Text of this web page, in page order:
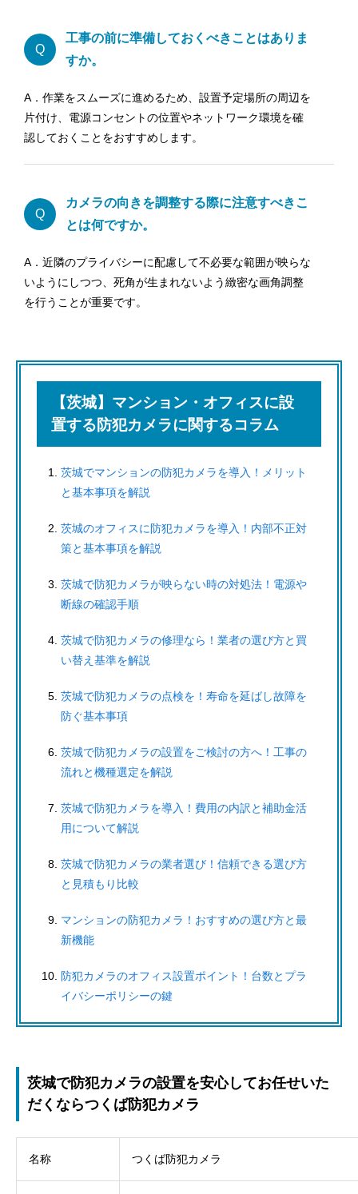
Q
工事の前に準備しておくべきことはありま
すか。
A．作業をスムーズに進めるため、設置予定場所の周辺を
片付け、電源コンセントの位置やネットワーク環境を確
認しておくことをおすすめします。
Q
カメラの向きを調整する際に注意すべきこ
とは何ですか。
A．近隣のプライバシーに配慮して不必要な範囲が映らな
いようにしつつ、死角が生まれないよう緻密な画角調整
を行うことが重要です。
【茨城】マンション・オフィスに設
置する防犯カメラに関するコラム
茨城でマンションの防犯カメラを導入！メリット
と基本事項を解説
茨城のオフィスに防犯カメラを導入！内部不正対
策と基本事項を解説
茨城で防犯カメラが映らない時の対処法！電源や
断線の確認手順
茨城で防犯カメラの修理なら！業者の選び方と買
い替え基準を解説
茨城で防犯カメラの点検を！寿命を延ばし故障を
防ぐ基本事項
茨城で防犯カメラの設置をご検討の方へ！工事の
流れと機種選定を解説
茨城で防犯カメラを導入！費用の内訳と補助金活
用について解説
茨城で防犯カメラの業者選び！信頼できる選び方
と見積もり比較
マンションの防犯カメラ！おすすめの選び方と最
新機能
防犯カメラのオフィス設置ポイント！台数とプラ
イバシーポリシーの鍵
茨城で防犯カメラの設置を安心してお任せいた
だくならつくば防犯カメラ
名称 つくば防犯カメラ